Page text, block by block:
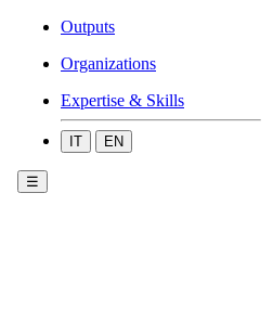
Outputs
Organizations
Expertise & Skills
IT EN
☰